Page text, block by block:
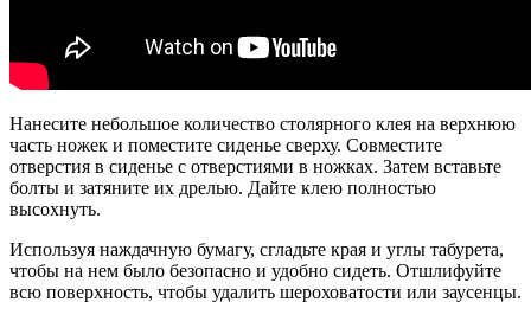
Нанесите небольшое количество столярного клея на верхнюю
часть ножек и поместите сиденье сверху. Совместите
отверстия в сиденье с отверстиями в ножках. Затем вставьте
болты и затяните их дрелью. Дайте клею полностью
высохнуть.
Используя наждачную бумагу, сгладьте края и углы табурета,
чтобы на нем было безопасно и удобно сидеть. Отшлифуйте
всю поверхность, чтобы удалить шероховатости или заусенцы.